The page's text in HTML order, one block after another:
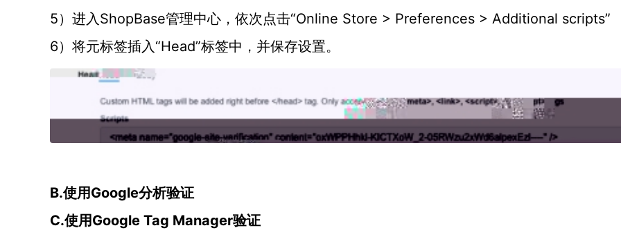
5）进入ShopBase管理中心，依次点击“Online Store > Preferences > Additional scripts”
6）将元标签插入“Head”标签中，并保存设置。
B.使用Google分析验证
C.使用Google Tag Manager验证